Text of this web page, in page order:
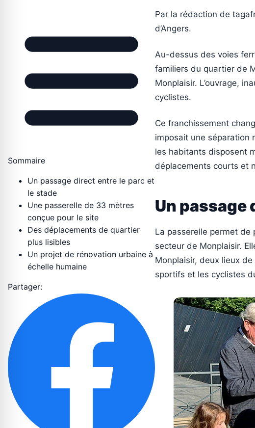
Sommaire
Un passage direct entre le parc et
le stade
Une passerelle de 33 mètres
conçue pour le site
Des déplacements de quartier
plus lisibles
Un projet de rénovation urbaine à
échelle humaine
Partager:
Par la rédaction de
d’Angers.
Au-dessus des voies
familiers du quartier de
Monplaisir. L’ouvrage,
cyclistes.
Ce franchissement
imposait une séparation
les habitants disposent
déplacements courts et
Un passage
La passerelle permet
secteur de Monplaisir.
Monplaisir, deux lieux
sportifs et les cyclistes